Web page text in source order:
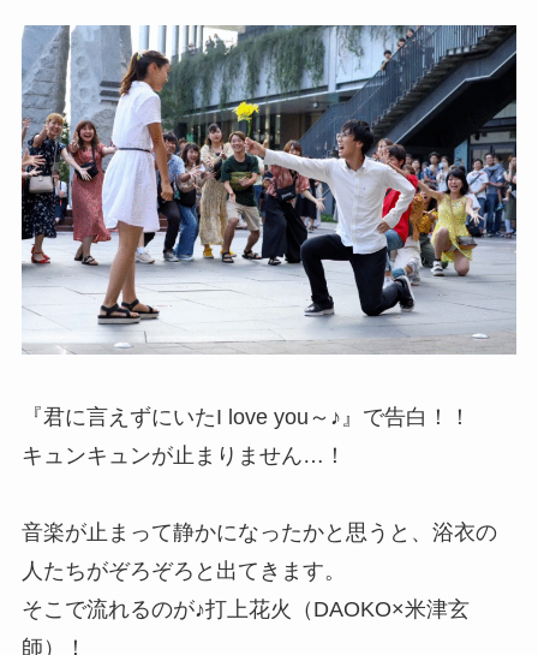
『君に言えずにいたI love you～♪』で告白！！
キュンキュンが止まりません…！
音楽が止まって静かになったかと思うと、浴衣の
人たちがぞろぞろと出てきます。
そこで流れるのが♪打上花火（DAOKO×米津玄
師）！